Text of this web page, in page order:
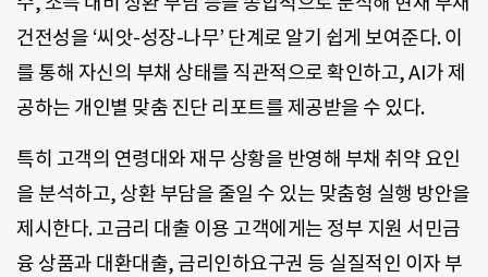
건전성을 ‘씨앗-성장-나무’ 단계로 알기 쉽게 보여준다. 이
를 통해 자신의 부채 상태를 직관적으로 확인하고, AI가 제
공하는 개인별 맞춤 진단 리포트를 제공받을 수 있다.
특히 고객의 연령대와 재무 상황을 반영해 부채 취약 요인
을 분석하고, 상환 부담을 줄일 수 있는 맞춤형 실행 방안을
제시한다. 고금리 대출 이용 고객에게는 정부 지원 서민금
융 상품과 대환대출, 금리인하요구권 등 실질적인 이자 부